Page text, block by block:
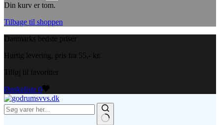
Din kurv er tom.
Tilbage til shoppen
Danmarks bedste priser
Hurtig levering, pris fra 55,- kr.
Tilføj til favoritter
Ønskeliste 0